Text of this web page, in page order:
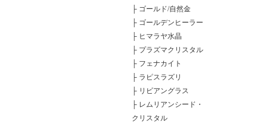
├ ゴールド/自然金
├ ゴールデンヒーラー
├ ヒマラヤ水晶
├ プラズマクリスタル
├ フェナカイト
├ ラピスラズリ
├ リビアングラス
├ レムリアンシード・
クリスタル